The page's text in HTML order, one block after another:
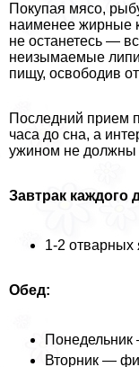
Покупая мясо,
наименее жирные
не останетесь —
неизымаемые
пищу, освободив
Последний прием
часа до сна, а
ужином не должны
Завтpaк каждого
1-2 отварных
Обед:
Вторник —